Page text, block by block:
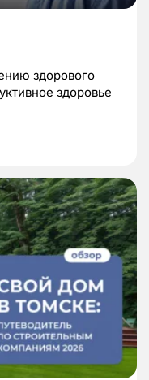
здорового
здоровье